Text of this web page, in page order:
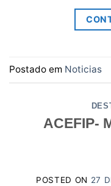
Postado em Noticias
ACEFIP-
POSTED ON 27